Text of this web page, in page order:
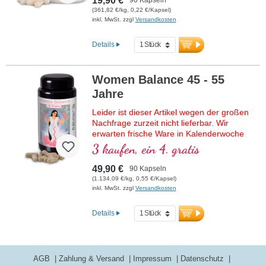
(361,82 €/kg, 0,22 €/Kapsel)
inkl. MwSt. zzgl Versandkosten
Details
Women Balance 45 - 55
Jahre
Leider ist dieser Artikel wegen der großen
Nachfrage zurzeit nicht lieferbar. Wir
erwarten frische Ware in Kalenderwoche
29/2026.
Für die Frau von 45 - 55 Jahren,
90 Kapseln im hochwertigen Violettglas.
3 kaufen, ein 4. gratis
49,90 € 90 Kapseln
(1.134,09 €/kg, 0,55 €/Kapsel)
inkl. MwSt. zzgl Versandkosten
Details
AGB Zahlung & Versand Impressum Datenschutz